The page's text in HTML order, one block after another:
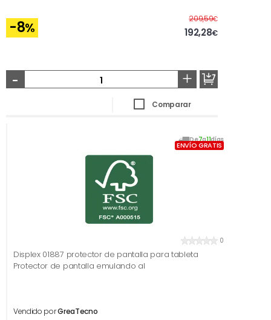
-8%
209,59€Antes
192,28€
- +
Comparar
De7a11días
ENVÍO GRATIS
0
Displex 01887 protector de pantalla para tableta
Protector de pantalla emulando al
Vendido porGreaTecno